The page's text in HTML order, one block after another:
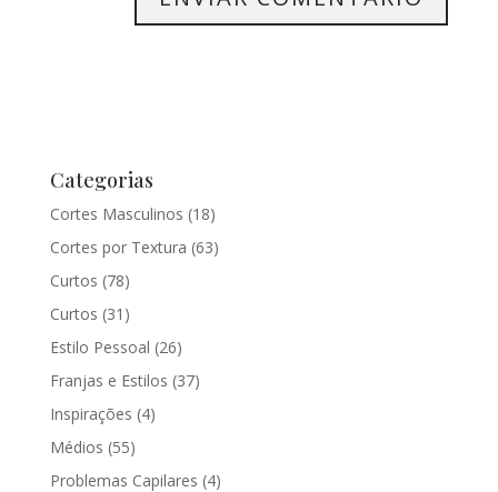
Categorias
Cortes Masculinos (18)
Cortes por Textura (63)
Curtos (78)
Curtos (31)
Estilo Pessoal (26)
Franjas e Estilos (37)
Inspirações (4)
Médios (55)
Problemas Capilares (4)